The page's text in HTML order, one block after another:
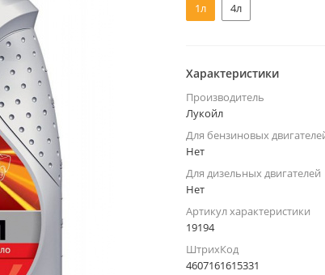
1л
4л
Характеристики
Производитель
Лукойл
Для бензиновых
Нет
Для дизельных двигателей
Нет
Артикул характеристики
19194
ШтрихКод
4607161615331